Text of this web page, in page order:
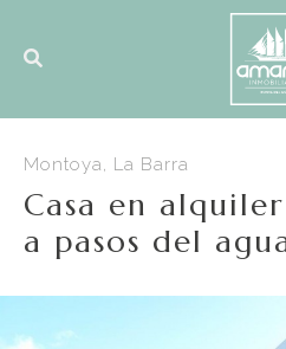
Montoya, La Barra
Casa en
a pasos del